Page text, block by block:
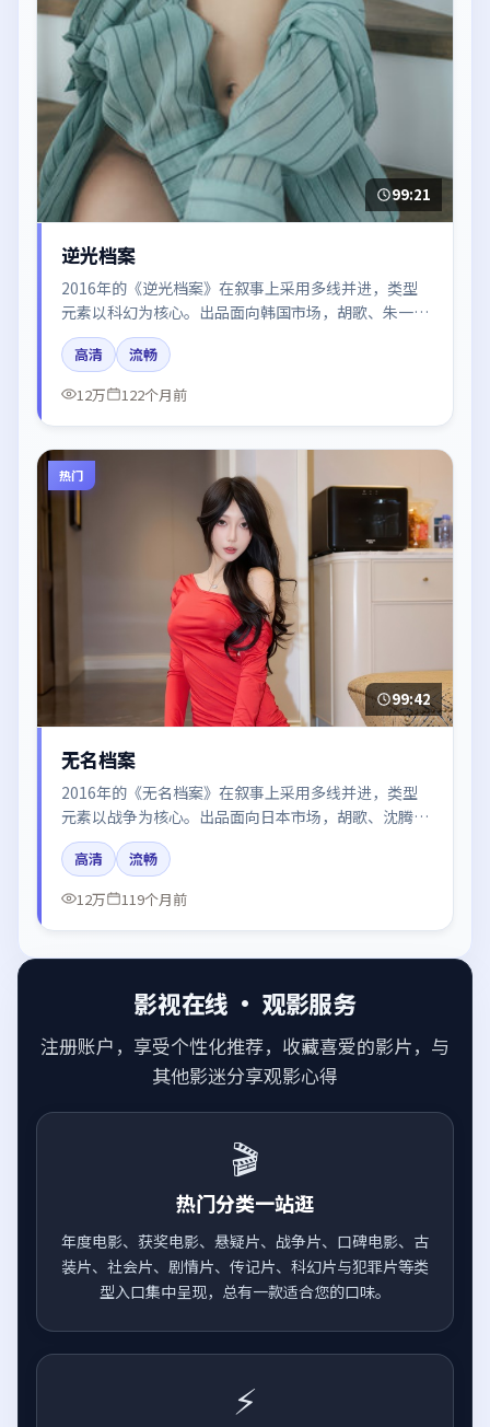
99:21
逆光档案
2016年的《逆光档案》在叙事上采用多线并进，类型
元素以科幻为核心。出品面向韩国市场，胡歌、朱一
龙、黄渤所饰角色推动关键反转，结尾留白引发讨论。
高清
流畅
12万
122个月前
热门
99:42
无名档案
2016年的《无名档案》在叙事上采用多线并进，类型
元素以战争为核心。出品面向日本市场，胡歌、沈腾、
朱一龙、王凯所饰角色推动关键反转，结尾留白引发讨
论。
高清
流畅
12万
119个月前
影视在线 · 观影服务
注册账户，享受个性化推荐，收藏喜爱的影片，与
其他影迷分享观影心得
🎬
热门分类一站逛
年度电影、获奖电影、悬疑片、战争片、口碑电影、古
装片、社会片、剧情片、传记片、科幻片与犯罪片等类
型入口集中呈现，总有一款适合您的口味。
⚡